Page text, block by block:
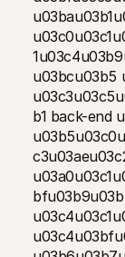
u03bcu03b5
b1 back-end